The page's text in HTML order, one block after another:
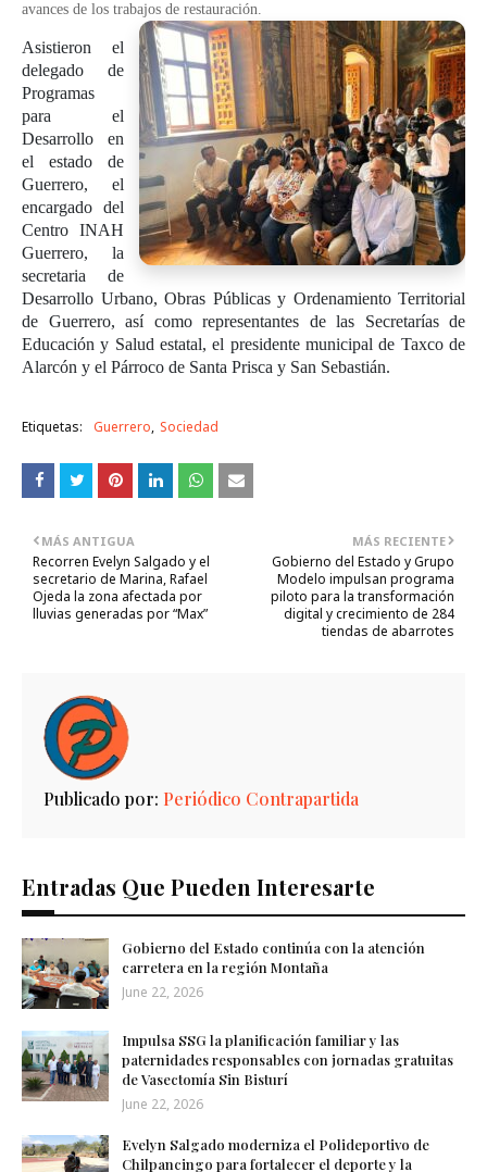
avances de los trabajos de restauración.
Asistieron el
delegado de
Programas
para el
Desarrollo en
el estado de
Guerrero, el
encargado del
Centro INAH
Guerrero, la
secretaria de
Desarrollo Urbano, Obras Públicas y Ordenamiento Territorial
de Guerrero, así como representantes de las Secretarías de
Educación y Salud estatal, el presidente municipal de Taxco de
Alarcón y el Párroco de Santa Prisca y San Sebastián.
Etiquetas: Guerrero Sociedad
MÁS RECIENTE
Gobierno del Estado y Grupo
Modelo impulsan programa
piloto para la transformación
digital y crecimiento de 284
tiendas de abarrotes
MÁS ANTIGUA
Recorren Evelyn Salgado y el
secretario de Marina, Rafael
Ojeda la zona afectada por
lluvias generadas por “Max”
Publicado por: Periódico Contrapartida
Entradas Que Pueden Interesarte
Gobierno del Estado continúa con la atención
carretera en la región Montaña
June 22, 2026
Impulsa SSG la planificación familiar y las
paternidades responsables con jornadas gratuitas
de Vasectomía Sin Bisturí
June 22, 2026
Evelyn Salgado moderniza el Polideportivo de
Chilpancingo para fortalecer el deporte y la